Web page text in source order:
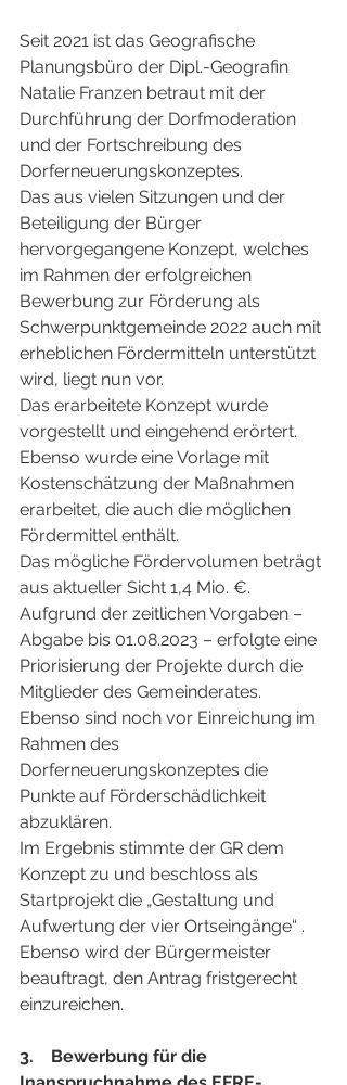
Seit 2021 ist das Geografische
Planungsbüro der Dipl.-Geografin
Natalie Franzen betraut mit der
Durchführung der Dorfmoderation
und der Fortschreibung des
Dorferneuerungskonzeptes.
Das aus vielen Sitzungen und der
Beteiligung der Bürger
hervorgegangene Konzept, welches
im Rahmen der erfolgreichen
Bewerbung zur Förderung als
Schwerpunktgemeinde 2022 auch mit
erheblichen Fördermitteln unterstützt
wird, liegt nun vor.
Das erarbeitete Konzept wurde
vorgestellt und eingehend erörtert.
Ebenso wurde eine Vorlage mit
Kostenschätzung der Maßnahmen
erarbeitet, die auch die möglichen
Fördermittel enthält.
Das mögliche Fördervolumen beträgt
aus aktueller Sicht 1,4 Mio. €.
Aufgrund der zeitlichen Vorgaben –
Abgabe bis 01.08.2023 – erfolgte eine
Priorisierung der Projekte durch die
Mitglieder des Gemeinderates.
Ebenso sind noch vor Einreichung im
Rahmen des
Dorferneuerungskonzeptes die
Punkte auf Förderschädlichkeit
abzuklären.
Im Ergebnis stimmte der GR dem
Konzept zu und beschloss als
Startprojekt die „Gestaltung und
Aufwertung der vier Ortseingänge“ .
Ebenso wird der Bürgermeister
beauftragt, den Antrag fristgerecht
einzureichen.
3.    Bewerbung für die